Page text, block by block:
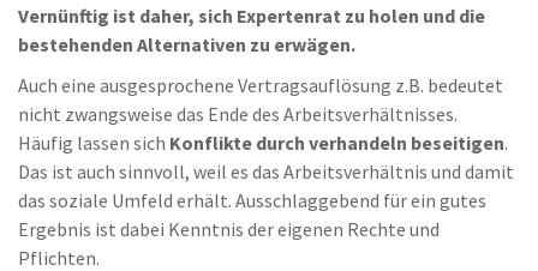
Vernünftig ist daher, sich Expertenrat zu holen und die
bestehenden Alternativen zu erwägen.
Auch eine ausgesprochene Vertragsauflösung z.B. bedeutet
nicht zwangsweise das Ende des Arbeitsverhältnisses.
Häufig lassen sich Konflikte durch verhandeln beseitigen.
Das ist auch sinnvoll, weil es das Arbeitsverhältnis und damit
das soziale Umfeld erhält. Ausschlaggebend für ein gutes
Ergebnis ist dabei Kenntnis der eigenen Rechte und
Pflichten.